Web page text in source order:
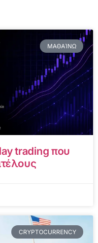
ΜΑΘΑΊΝΩ
trading που
CRYPTOCURRENCY